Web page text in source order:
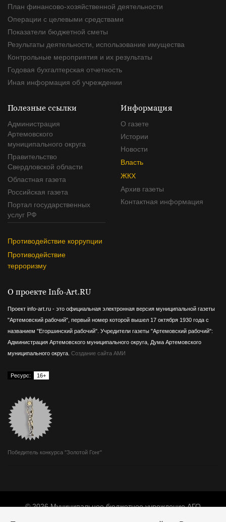
План финансово-хозяйственной деятельности
Операции с целевыми средствами
Показатели бюджетной сметы
Результаты деятельности, использование имущества
Контрольные мероприятия и их результаты
Годовая бухгалтерская отчетность
Иная информация об учреждении
Полезные ссылки
Администрация
Артемовского
муниципального округа
Правительство
Свердловской области
Областная газета
Российская газета
Портал государственных
услуг РФ
Противодействие коррупции
Противодействие
терроризму
Информация
О газете
Истории
Новости
Власть
ЖКХ
Архив газеты
Контактная информация
О проекте Info-Art.RU
Проект info-art.ru - это официальная электронная версия муниципальной газеты
"Артемовский рабочий", первый номер которой вышел 17 октября 1930 года с
названием "Егоршинский рабочий". Учредители газеты "Артемовский рабочий":
Администрация Артемовского муниципального округа, Дума Артемовского
муниципального округа. Создание сайта АМИ
Ресурс: 16+
Победитель конкурса "Золотой Гонг"
© 2026 Муниципальное бюджетное учреждение АГО